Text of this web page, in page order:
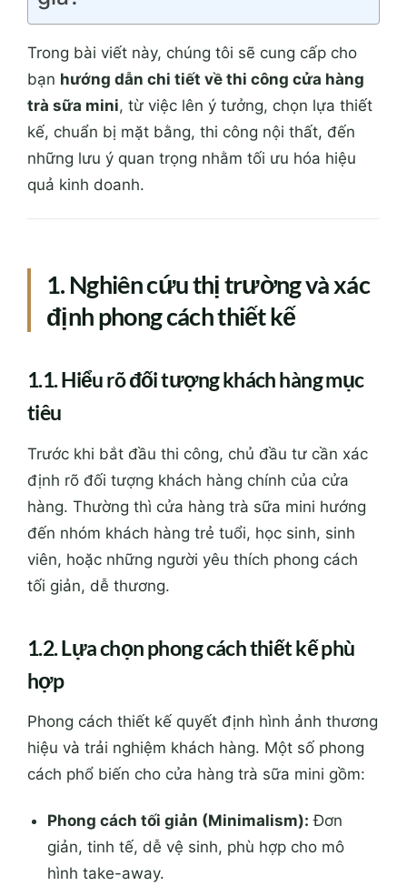
Trong bài viết này, chúng tôi sẽ cung cấp cho
bạn hướng dẫn chi tiết về thi công cửa hàng
trà sữa mini, từ việc lên ý tưởng, chọn lựa thiết
kế, chuẩn bị mặt bằng, thi công nội thất, đến
những lưu ý quan trọng nhằm tối ưu hóa hiệu
quả kinh doanh.
1. Nghiên cứu thị trường và xác
định phong cách thiết kế
1.1. Hiểu rõ đối tượng khách hàng mục
tiêu
Trước khi bắt đầu thi công, chủ đầu tư cần xác
định rõ đối tượng khách hàng chính của cửa
hàng. Thường thì cửa hàng trà sữa mini hướng
đến nhóm khách hàng trẻ tuổi, học sinh, sinh
viên, hoặc những người yêu thích phong cách
tối giản, dễ thương.
1.2. Lựa chọn phong cách thiết kế phù
hợp
Phong cách thiết kế quyết định hình ảnh thương
hiệu và trải nghiệm khách hàng. Một số phong
cách phổ biến cho cửa hàng trà sữa mini gồm:
Phong cách tối giản (Minimalism): Đơn
giản, tinh tế, dễ vệ sinh, phù hợp cho mô
hình take-away.